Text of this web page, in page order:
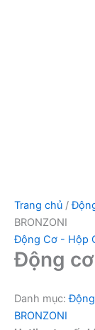
Trang chủ /
BRONZONI
Động Cơ - Hộp
Động cơ
Danh mục:
BRONZONI